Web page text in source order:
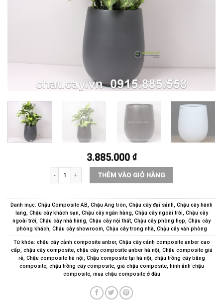
3.885.000 ₫
Chậu cây cảnh composite anber cao cấp 1133 số lượng
THÊM VÀO GIỎ HÀNG
Danh mục: Chậu Composite AB, Chậu Ang tròn, Chậu cây đại sảnh, Chậu cây hành
lang, Chậu cây khách sạn, Chậu cây ngân hàng, Chậu cây ngoài trời, Chậu cây
ngoài trời, Chậu cây nhà hàng, Chậu cây nội thất, Chậu cây phòng họp, Chậu cây
phòng khách, Chậu cây showroom, Chậu cây trong nhà, Chậu cây văn phòng
Từ khóa: chậu cây cảnh composite anber, Chậu cây cảnh composite anber cao
cấp, chậu cây composite, chậu cây composite anber hà nội, Chậu composite giá
rẻ, Chậu composite hà nội, Chậu composite tại hà nội, chậu trồng cây bằng
composite, chậu trồng cây composite, giá chậu composite, hình ảnh chậu
composite, mua chậu composite ở đâu